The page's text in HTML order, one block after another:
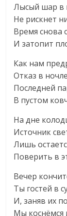
Лысый шар в
Не рискнет
Время снова
И затопит
Как нам
Отказ в
Последней
В пустом
На дне
Источник
Лишь
Поверить в
Вечер
Ты гостей в
И, заняв их
Мы коснёмся